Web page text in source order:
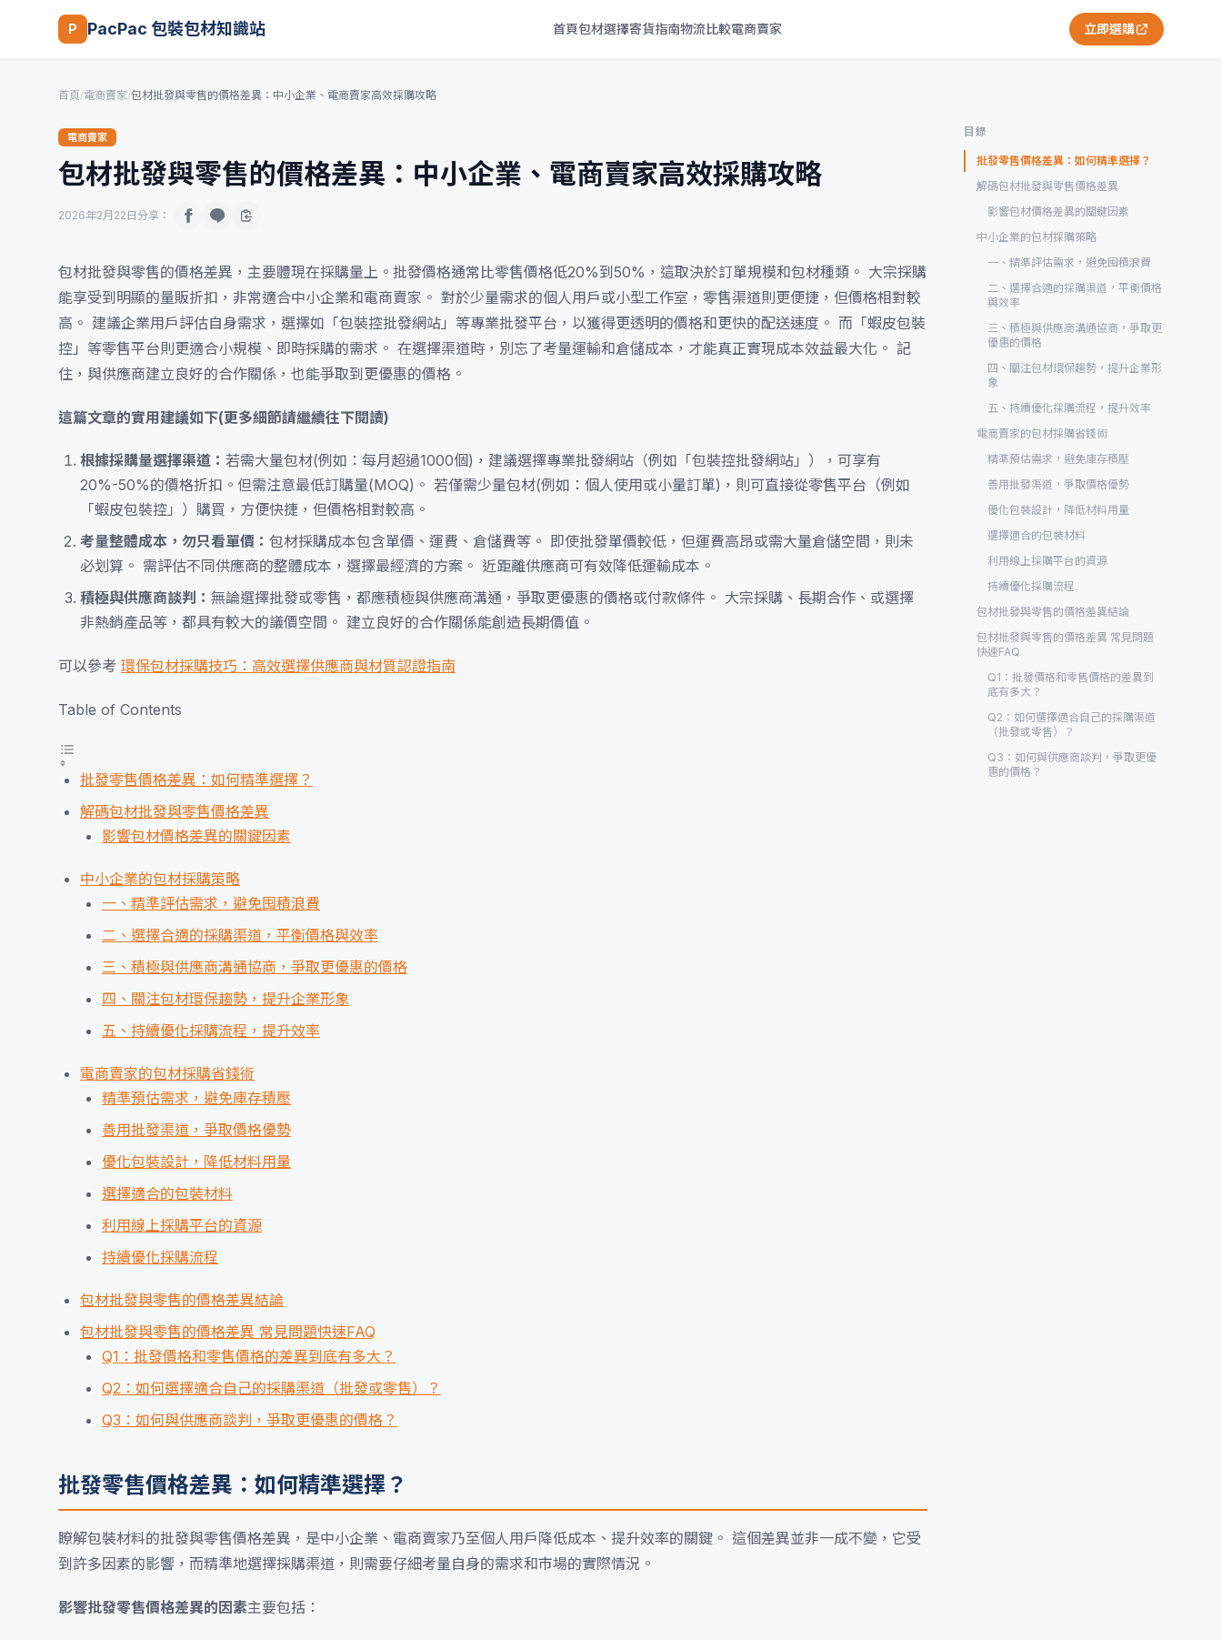
P PacPac 包裝包材知識站 首頁包材選擇寄貨指南物流比較電商賣家 立即選購
首頁/電商賣家/包材批發與零售的價格差異：中小企業、電商賣家高效採購攻略
電商賣家
包材批發與零售的價格差異：中小企業、電商賣家高效採購攻略
2026年2月22日 分享：
包材批發與零售的價格差異，主要體現在採購量上。批發價格通常比零售價格低20%到50%，這取決於訂單規模和包材種類。 大宗採購
能享受到明顯的量販折扣，非常適合中小企業和電商賣家。 對於少量需求的個人用戶或小型工作室，零售渠道則更便捷，但價格相對較
高。 建議企業用戶評估自身需求，選擇如「包裝控批發網站」等專業批發平台，以獲得更透明的價格和更快的配送速度。 而「蝦皮包裝
控」等零售平台則更適合小規模、即時採購的需求。 在選擇渠道時，別忘了考量運輸和倉儲成本，才能真正實現成本效益最大化。 記
住，與供應商建立良好的合作關係，也能爭取到更優惠的價格。
這篇文章的實用建議如下(更多細節請繼續往下閱讀)
根據採購量選擇渠道： 若需大量包材(例如：每月超過1000個)，建議選擇專業批發網站（例如「包裝控批發網站」），可享有
20%-50%的價格折扣。但需注意最低訂購量(MOQ)。 若僅需少量包材(例如：個人使用或小量訂單)，則可直接從零售平台（例如
「蝦皮包裝控」）購買，方便快捷，但價格相對較高。
考量整體成本，勿只看單價： 包材採購成本包含單價、運費、倉儲費等。 即使批發單價較低，但運費高昂或需大量倉儲空間，則未
必划算。 需評估不同供應商的整體成本，選擇最經濟的方案。 近距離供應商可有效降低運輸成本。
積極與供應商談判： 無論選擇批發或零售，都應積極與供應商溝通，爭取更優惠的價格或付款條件。 大宗採購、長期合作、或選擇
非熱銷產品等，都具有較大的議價空間。 建立良好的合作關係能創造長期價值。
可以參考 環保包材採購技巧：高效選擇供應商與材質認證指南
Table of Contents
批發零售價格差異：如何精準選擇？
解碼包材批發與零售價格差異
影響包材價格差異的關鍵因素
中小企業的包材採購策略
一、精準評估需求，避免囤積浪費
二、選擇合適的採購渠道，平衡價格與效率
三、積極與供應商溝通協商，爭取更優惠的價格
四、關注包材環保趨勢，提升企業形象
五、持續優化採購流程，提升效率
電商賣家的包材採購省錢術
精準預估需求，避免庫存積壓
善用批發渠道，爭取價格優勢
優化包裝設計，降低材料用量
選擇適合的包裝材料
利用線上採購平台的資源
持續優化採購流程
包材批發與零售的價格差異結論
包材批發與零售的價格差異 常見問題快速FAQ
Q1：批發價格和零售價格的差異到底有多大？
Q2：如何選擇適合自己的採購渠道（批發或零售）？
Q3：如何與供應商談判，爭取更優惠的價格？
批發零售價格差異：如何精準選擇？
瞭解包裝材料的批發與零售價格差異，是中小企業、電商賣家乃至個人用戶降低成本、提升效率的關鍵。 這個差異並非一成不變，它受
到許多因素的影響，而精準地選擇採購渠道，則需要仔細考量自身的需求和市場的實際情況。
影響批發零售價格差異的因素主要包括：
目錄
批發零售價格差異：如何精準選擇？
解碼包材批發與零售價格差異
影響包材價格差異的關鍵因素
中小企業的包材採購策略
一、精準評估需求，避免囤積浪費
二、選擇合適的採購渠道，平衡價格
與效率
三、積極與供應商溝通協商，爭取更
優惠的價格
四、關注包材環保趨勢，提升企業形
象
五、持續優化採購流程，提升效率
電商賣家的包材採購省錢術
精準預估需求，避免庫存積壓
善用批發渠道，爭取價格優勢
優化包裝設計，降低材料用量
選擇適合的包裝材料
利用線上採購平台的資源
持續優化採購流程
包材批發與零售的價格差異結論
包材批發與零售的價格差異 常見問題
快速FAQ
Q1：批發價格和零售價格的差異到
底有多大？
Q2：如何選擇適合自己的採購渠道
（批發或零售）？
Q3：如何與供應商談判，爭取更優
惠的價格？